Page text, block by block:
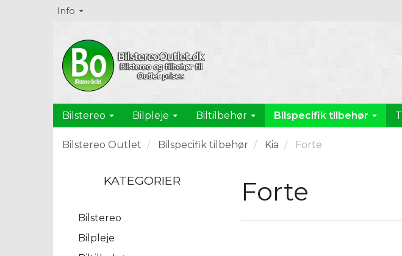
Info
Bilstereo Bilpleje Biltilbehør Bilspecifik tilbehør
Bilstereo Outlet Bilspecifik tilbehør Kia Forte
KATEGORIER
Bilstereo
Bilpleje
Forte